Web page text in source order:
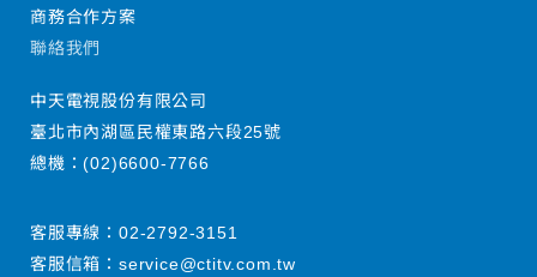
商務合作方案
聯絡我們
中天電視股份有限公司
臺北市內湖區民權東路六段25號
總機：(02)6600-7766
客服專線： 02-2792-3151
客服信箱： service@ctitv.com.tw